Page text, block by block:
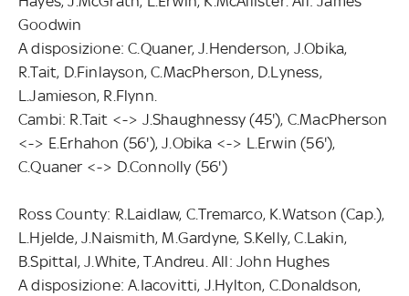
Goodwin
A disposizione: C.Quaner, J.Henderson, J.Obika,
R.Tait, D.Finlayson, C.MacPherson, D.Lyness,
L.Jamieson, R.Flynn.
Cambi: R.Tait <-> J.Shaughnessy (45'), C.MacPherson
<-> E.Erhahon (56'), J.Obika <-> L.Erwin (56'),
C.Quaner <-> D.Connolly (56')
Ross County: R.Laidlaw, C.Tremarco, K.Watson (Cap.),
L.Hjelde, J.Naismith, M.Gardyne, S.Kelly, C.Lakin,
B.Spittal, J.White, T.Andreu. All: John Hughes
A disposizione: A.Iacovitti, J.Hylton, C.Donaldson,